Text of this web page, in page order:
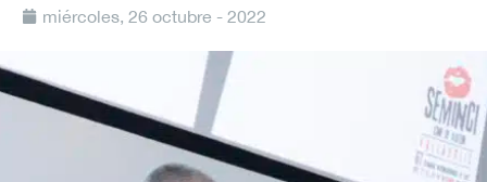
miércoles, 26 octubre - 2022